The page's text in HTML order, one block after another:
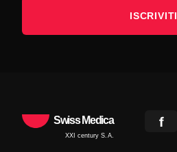
ISCRIVITI
Swiss Medica
XXI century S.A.